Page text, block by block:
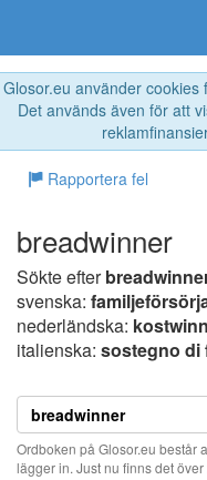
Glosor.eu använder
Det används även för att
Rapportera fel
breadwinner
Sökte efter
svenska:
nederländska:
italienska: sostegno di
Ordboken på Glosor.eu består
lägger in. Just nu finns det över